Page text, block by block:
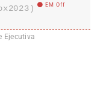
EM Off
Ejecutiva